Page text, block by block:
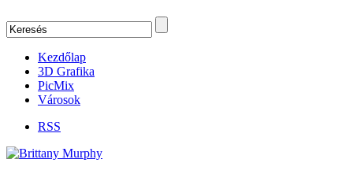
Kezdőlap
3D Grafika
PicMix
Városok
RSS